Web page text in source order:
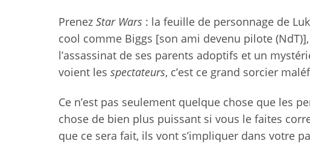
Prenez Star Wars : la feuille de personnage de
cool comme Biggs [son ami devenu pilote
l’assassinat de ses parents adoptifs et un
voient les spectateurs, c’est ce grand sorcier
Ce n’est pas seulement quelque chose que les
chose de bien plus puissant si vous le faites
que ce sera fait, ils vont s’impliquer dans votre